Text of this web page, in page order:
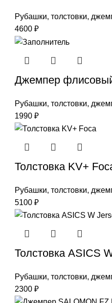
Рубашки, толстовки,
4600 ₽
Джемпер
Рубашки, толстовки,
1990 ₽
Толстовка KV+
Рубашки, толстовки,
5100 ₽
Толстовка ASICS
Рубашки, толстовки,
2300 ₽